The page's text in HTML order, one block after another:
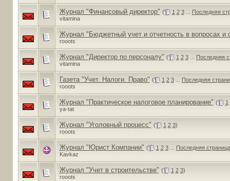
Журнал "Финансовый директор" ( 1 2 3...
Последняя
vitamina
Журнал "Бюджетный учет и отчетность в вопросах и
rooots
Журнал "Директор по персоналу" ( 1 2 3...
Последняя
vitamina
Газета "Учет. Налоги. Право" ( 1 2 3...
Последняя
rooots
Журнал "Практическое налоговое планирование" ( 1
ya-tat
Журнал "Уголовный процесс" ( 1 2 3)
rooots
Журнал "Юрист Компании" ( 1 2 3...
Последняя страница
Kavkaz
Журнал "Учет в строительстве" ( 1 2 3)
rooots